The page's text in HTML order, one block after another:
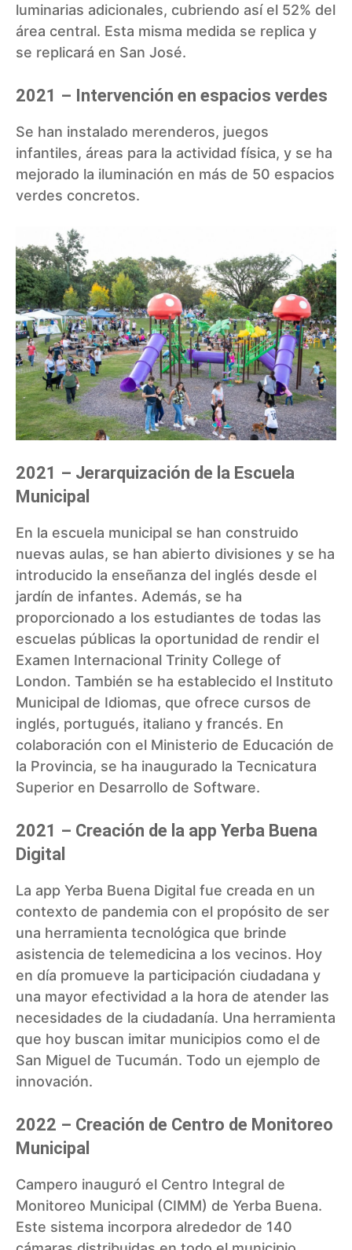
luminarias adicionales, cubriendo así el 52% del
área central. Esta misma medida se replica y
se replicará en San José.
2021 – Intervención en espacios verdes
Se han instalado merenderos, juegos
infantiles, áreas para la actividad física, y se ha
mejorado la iluminación en más de 50 espacios
verdes concretos.
2021 – Jerarquización de la Escuela
Municipal
En la escuela municipal se han construido
nuevas aulas, se han abierto divisiones y se ha
introducido la enseñanza del inglés desde el
jardín de infantes. Además, se ha
proporcionado a los estudiantes de todas las
escuelas públicas la oportunidad de rendir el
Examen Internacional Trinity College of
London. También se ha establecido el Instituto
Municipal de Idiomas, que ofrece cursos de
inglés, portugués, italiano y francés. En
colaboración con el Ministerio de Educación de
la Provincia, se ha inaugurado la Tecnicatura
Superior en Desarrollo de Software.
2021 – Creación de la app Yerba Buena
Digital
La app Yerba Buena Digital fue creada en un
contexto de pandemia con el propósito de ser
una herramienta tecnológica que brinde
asistencia de telemedicina a los vecinos. Hoy
en día promueve la participación ciudadana y
una mayor efectividad a la hora de atender las
necesidades de la ciudadanía. Una herramienta
que hoy buscan imitar municipios como el de
San Miguel de Tucumán. Todo un ejemplo de
innovación.
2022 – Creación de Centro de Monitoreo
Municipal
Campero inauguró el Centro Integral de
Monitoreo Municipal (CIMM) de Yerba Buena.
Este sistema incorpora alrededor de 140